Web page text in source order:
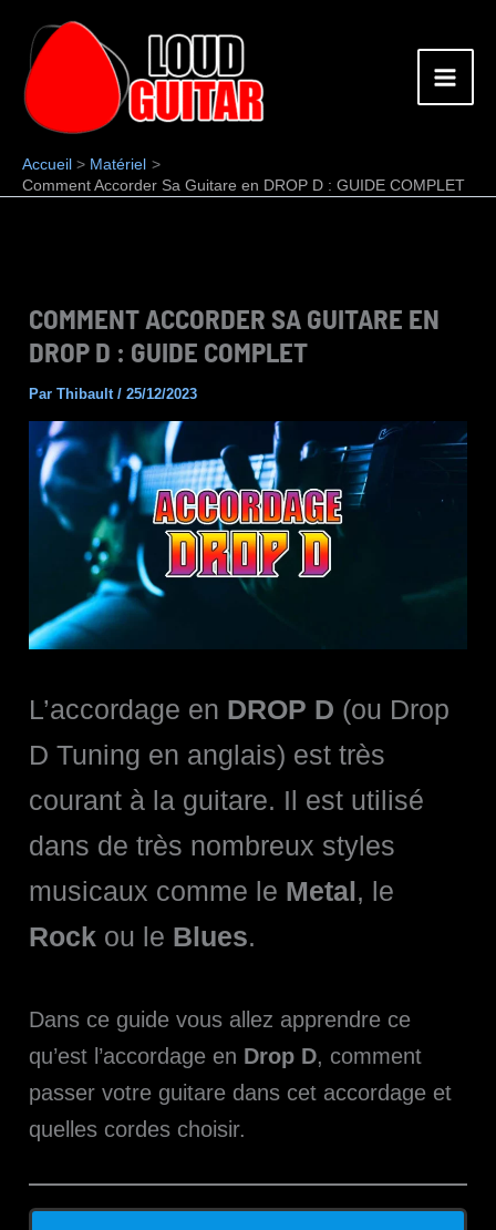
contenu
Accueil
Matériel
Comment Accorder Sa Guitare en DROP D : GUIDE COMPLET
COMMENT ACCORDER SA GUITARE EN
DROP D : GUIDE COMPLET
ParThibault/25/12/2023
L’accordage en DROP D (ou Drop
D Tuning en anglais) est très
courant à la guitare. Il est utilisé
dans de très nombreux styles
musicaux comme le Metal, le
Rock ou le Blues.
Dans ce guide vous allez apprendre ce
qu’est l’accordage en Drop D, comment
passer votre guitare dans cet accordage et
quelles cordes choisir.